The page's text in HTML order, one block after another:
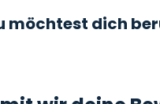
möchtest dich